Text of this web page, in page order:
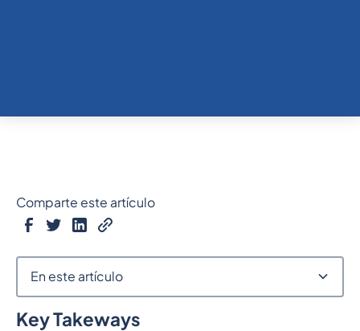
Key Takeways
Comparte este artículo
En este artículo
Epígrafe 2